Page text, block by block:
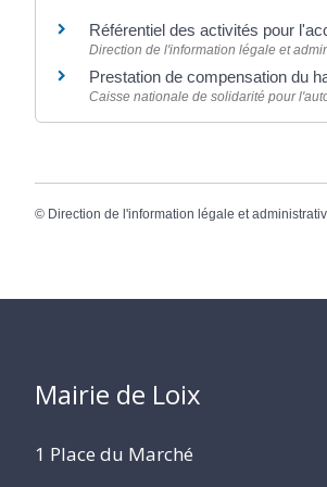
Référentiel des activités pour
Direction de l'information légale et
Prestation de compensation du
Caisse nationale de solidarité pour
© Direction de l'information légale et
Mairie de Loix
1 Place du Marché